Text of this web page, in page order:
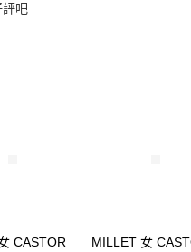
吧
CASTOR
MILLET 女